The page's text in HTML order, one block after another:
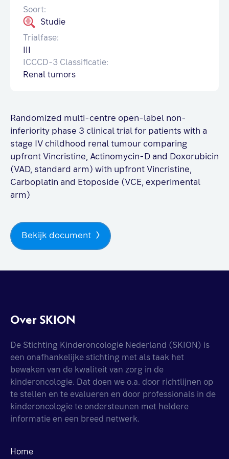
Soort:
Studie
Trialfase:
ICCCD-3 Classificatie:
Renal tumors
Randomized multi-centre open-label non-
inferiority phase 3 clinical trial for patients with a
stage IV childhood renal tumour comparing
upfront Vincristine, Actinomycin-D and Doxorubicin
(VAD, standard arm) with upfront Vincristine,
Carboplatin and Etoposide (VCE, experimental
arm)
Bekijk document
Over SKION
De Stichting Kinderoncologie Nederland (SKION) is
een onafhankelijke stichting met als taak het
bewaken van de kwaliteit van zorg in de
kinderoncologie. Dat doen we o.a. door richtlijnen op
te stellen en te evalueren en door professionals in de
kinderoncologie te ondersteunen met heldere
informatie en een breed netwerk.
Home